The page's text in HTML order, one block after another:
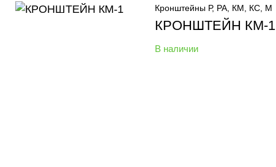
Кронштейны Р, РА, КМ, КС, М
КРОНШТЕЙН КМ-1
В наличии